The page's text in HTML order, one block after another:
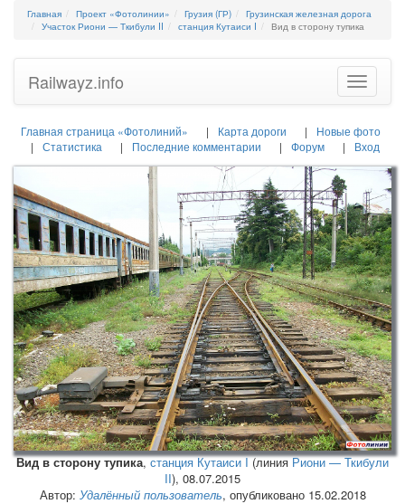
Главная Проект «Фотолинии» Грузия (ГР)
Грузинская железная дорога
Участок Риони — Ткибули II
станция Кутаиси I Вид в сторону тупика
Toggle
Railwayz.info
Главная страница «Фотолиний» Карта дороги
Новые фото
Статистика
Последние комментарии Форум Вход
Вид в сторону тупика,станция Кутаиси I (линияРиони — Ткибули
II), 08.07.2015
Автор: Удалённый пользователь, опубликовано 15.02.2018